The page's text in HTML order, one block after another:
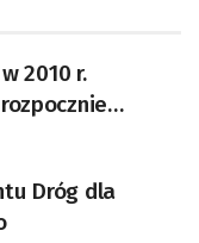
2010 r.
Dróg dla